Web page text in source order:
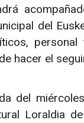
del
hacer el
del
Loraldia